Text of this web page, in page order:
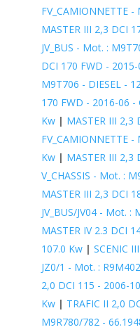
FV_CAMIONNETTE
MASTER III 2,3 DCI
JV_BUS - Mot. :
DCI 170 FWD - 2015-
M9T706 - DIESEL -
170 FWD - 2016-06 -
Kw| MASTER III 2,3
FV_CAMIONNETTE
Kw| MASTER III 2,3
V_CHASSIS - Mot. :
MASTER III 2,3 DCI
JV_BUS/JV04 - Mot. :
MASTER IV 2.3 DCI
107.0 Kw| SCENIC
JZ0/1 - Mot. :
2,0 DCI 115 - 2006-
Kw| TRAFIC II 2,0
M9R780/782 -